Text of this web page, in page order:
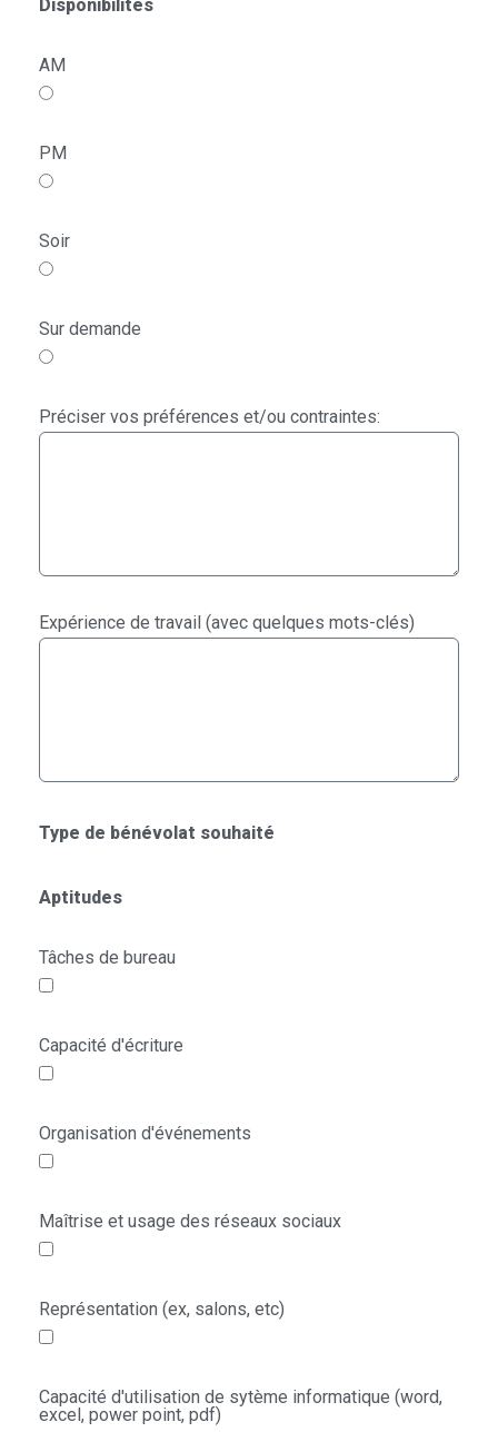
Disponibilités
AM
PM
Soir
Sur demande
Préciser vos préférences et/ou contraintes:
Expérience de travail (avec quelques mots-clés)
Type de bénévolat souhaité
Aptitudes
Tâches de bureau
Capacité d'écriture
Organisation d'événements
Maîtrise et usage des réseaux sociaux
Représentation (ex, salons, etc)
Capacité d'utilisation de sytème informatique (word,
excel, power point, pdf)